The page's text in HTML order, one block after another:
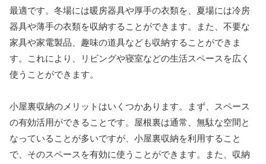
最適です。冬場には暖房器具や厚手の衣類を、夏場には冷房
器具や薄手の衣類を収納することができます。また、不要な
家具や家電製品、趣味の道具なども収納することができま
す。これにより、リビングや寝室などの生活スペースを広く
使うことができます。
小屋裏収納のメリットはいくつかあります。まず、スペース
の有効活用ができることです。屋根裏は通常、無駄な空間と
なっていることが多いですが、小屋裏収納を利用すること
で、そのスペースを有効に使うことができます。また、収納